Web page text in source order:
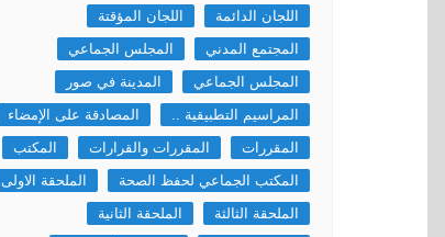
اللجان الدائمة
اللجان المؤقتة
المجتمع المدني
المجلس الجماعي
المجلس الجماعي
المدينة في صور
المراسيم التطبيقية ..
المصادقة على الإمضاء
المقررات
المقررات والقرارات
المكتب
المكتب الجماعي لحفظ الصحة
الملحقة الاولى
الملحقة الثالثة
الملحقة الثانية